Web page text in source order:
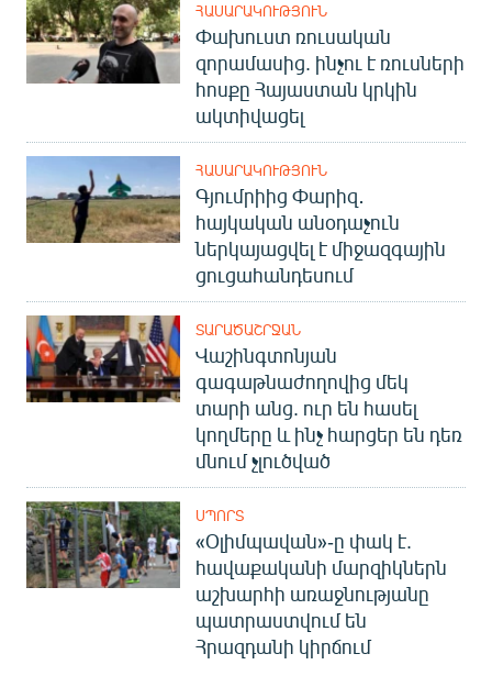
ՀԱՍԱՐԱԿՈՒԹՅՈՒՆ
Փախուստ ռուսական
զորամասից. ինչու է ռուսների
հոսքը Հայաստան կրկին
ակտիվացել
ՀԱՍԱՐԱԿՈՒԹՅՈՒՆ
Գյումրիից Փարիզ․
հայկական անօդաչուն
ներկայացվել է միջազգային
ցուցահանդեսում
ՏԱՐԱԾԱՇՐՋԱՆ
Վաշինգտոնյան
գագաթնաժողովից մեկ
տարի անց. ուր են հասել
կողմերը և ինչ հարցեր են դեռ
մնում չլուծված
ՍՊՈՐՏ
«Օլիմպավան»-ը փակ է.
հավաքականի մարզիկներն
աշխարհի առաջնությանը
պատրաստվում են
Հրազդանի կիրճում